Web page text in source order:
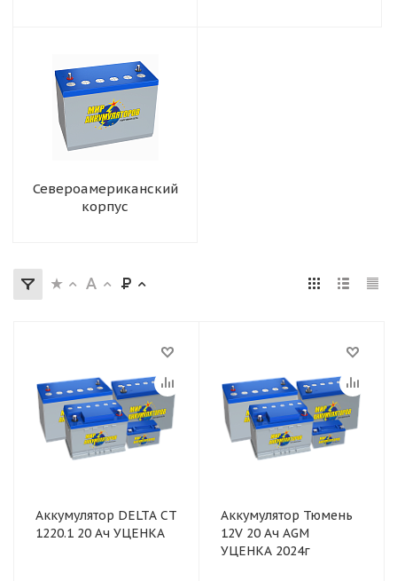
Североамериканский
корпус
Аккумулятор DELTA CT
1220.1 20 Ач УЦЕНКА
Аккумулятор Тюмень
12V 20 Ач AGM
УЦЕНКА 2024г